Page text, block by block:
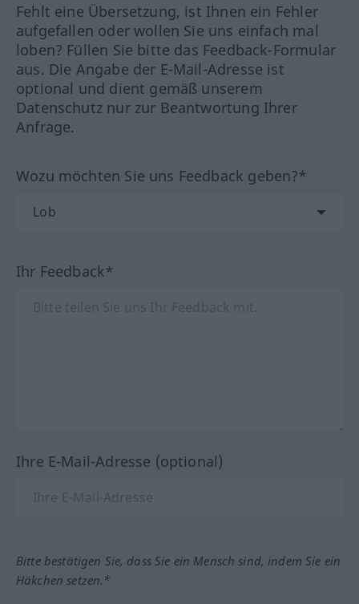
Fehlt eine Übersetzung, ist Ihnen ein Fehler
aufgefallen oder wollen Sie uns einfach mal
loben? Füllen Sie bitte das Feedback-Formular
aus. Die Angabe der E-Mail-Adresse ist
optional und dient gemäß unserem
Datenschutz nur zur Beantwortung Ihrer
Anfrage.
Wozu möchten Sie uns Feedback geben?*
Ihr Feedback*
Ihre E-Mail-Adresse (optional)
Bitte bestätigen Sie, dass Sie ein Mensch sind, indem Sie ein
Häkchen setzen.*